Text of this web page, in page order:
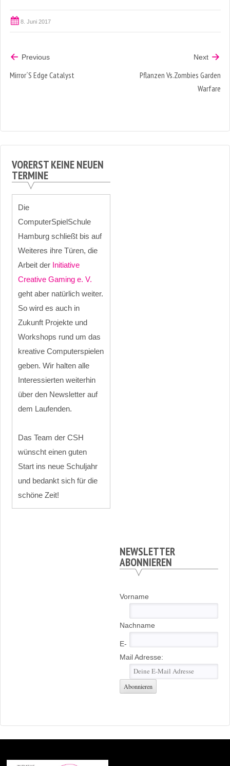
8. Juni 2017
Previous
Mirror´s Edge Catalyst
Next
Pflanzen Vs.Zombies Garden
Warfare
VORERST KEINE NEUEN
TERMINE
Die
ComputerSpielSchule
Hamburg schließt bis auf
Weiteres ihre Türen, die
Arbeit der Initiative
Creative Gaming e. V.
geht aber natürlich weiter.
So wird es auch in
Zukunft Projekte und
Workshops rund um das
kreative Computerspielen
geben. Wir halten alle
Interessierten weiterhin
über den Newsletter auf
dem Laufenden.
Das Team der CSH
wünscht einen guten
Start ins neue Schuljahr
und bedankt sich für die
schöne Zeit!
NEWSLETTER
ABONNIEREN
Vorname
Nachname
E-
Mail Adresse: